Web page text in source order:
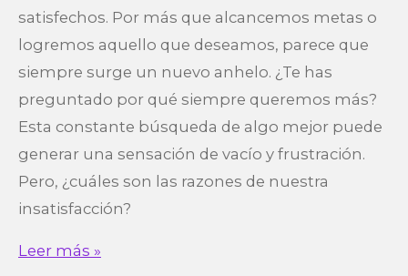
satisfechos. Por más que alcancemos metas o
logremos aquello que deseamos, parece que
siempre surge un nuevo anhelo. ¿Te has
preguntado por qué siempre queremos más?
Esta constante búsqueda de algo mejor puede
generar una sensación de vacío y frustración.
Pero, ¿cuáles son las razones de nuestra
insatisfacción?
Leer más »